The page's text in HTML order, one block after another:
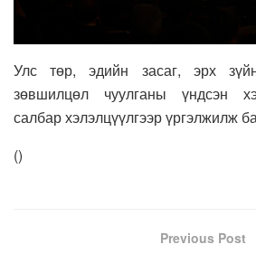
Улс төр, эдийн засаг, эрх
зөвшилцөл чуулганы үндсэн
салбар хэлэлцүүлгээр үргэлжилж
()
Previous Post